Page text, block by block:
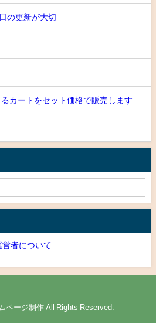
の更新が大切
カートをセット価格で販売します
者について
ページ制作 All Rights Reserved.